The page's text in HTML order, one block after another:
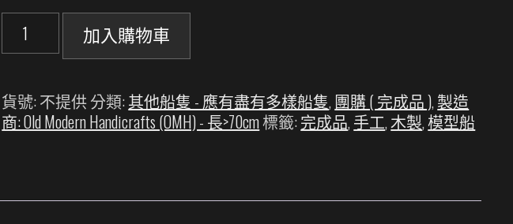
裝
商
-
加入購物車
貨號:不提供分類:其他船隻 - 應有盡有多樣船隻, 團購 ( 完成品 ),製造
商: Old Modern Handicrafts (OMH) - 長>70cm標籤:完成品,手工,木製,模型船